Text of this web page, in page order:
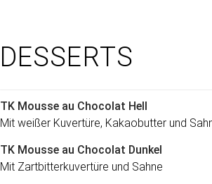
DESSERTS
TK Mousse au Chocolat Hell
Mit weißer Kuvertüre, Kakaobutter und
TK Mousse au Chocolat Dunkel
Mit Zartbitterkuvertüre und Sahne